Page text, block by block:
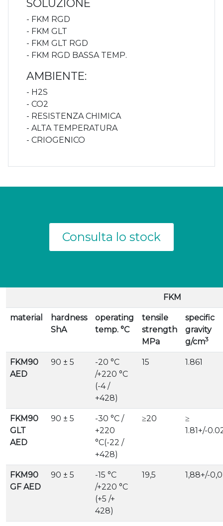
SOLUZIONE
- FKM RGD
- FKM GLT
- FKM GLT RGD
- FKM RGD BASSA TEMP.
AMBIENTE:
- H2S
- CO2
- RESISTENZA CHIMICA
- ALTA TEMPERATURA
- CRIOGENICO
Consulta lo stock
FKM
material
hardness
ShA
operating
temp. °C
tensile
strength
MPa
specific
gravity
g/cm3
FKM90
AED
90 ± 5
-20 °C
/+220 °C
(-4 /
+428)
15 1.861
FKM90
GLT
AED
90 ± 5
-30 °C /
+220
°C(-22 /
+428)
≥20
≥
1.81+/-
FKM90
GF AED
90 ± 5
-15 °C
/+220 °C
(+5 /+
428)
19,5 1,88+/-